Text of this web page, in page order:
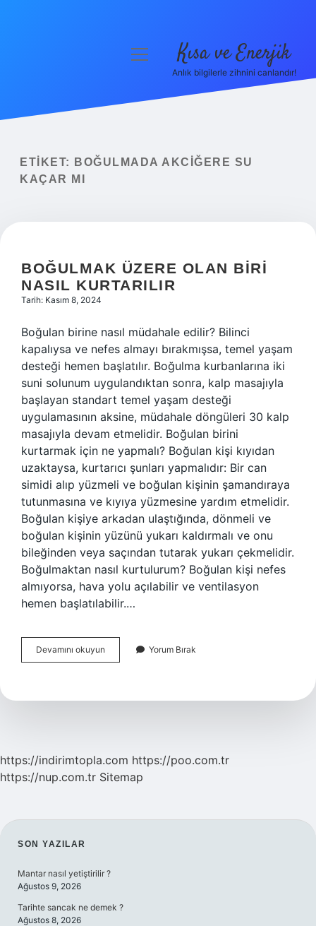
Yasal Uyarı
menüyü
Kısa ve Enerjik
Anlık bilgilerle zihnini canlandır!
ETIKET:
BOĞULMADA AKCIĞERE SU
KAÇAR MI
BOĞULMAK ÜZERE OLAN BIRI
NASIL KURTARILIR
Tarih: Kasım 8, 2024
Boğulan birine nasıl müdahale edilir? Bilinci
kapalıysa ve nefes almayı bırakmışsa, temel yaşam
desteği hemen başlatılır. Boğulma kurbanlarına iki
suni solunum uygulandıktan sonra, kalp masajıyla
başlayan standart temel yaşam desteği
uygulamasının aksine, müdahale döngüleri 30 kalp
masajıyla devam etmelidir. Boğulan birini
kurtarmak için ne yapmalı? Boğulan kişi kıyıdan
uzaktaysa, kurtarıcı şunları yapmalıdır: Bir can
simidi alıp yüzmeli ve boğulan kişinin şamandıraya
tutunmasına ve kıyıya yüzmesine yardım etmelidir.
Boğulan kişiye arkadan ulaştığında, dönmeli ve
boğulan kişinin yüzünü yukarı kaldırmalı ve onu
bileğinden veya saçından tutarak yukarı çekmelidir.
Boğulmaktan nasıl kurtulurum? Boğulan kişi nefes
almıyorsa, hava yolu açılabilir ve ventilasyon
hemen başlatılabilir.…
Devamını okuyun Boğulmak
Üzere
Nasıl
Yorum Bırak
https://indirimtopla.com https://poo.com.tr
https://nup.com.tr Sitemap
SIDEBAR
SON YAZILAR
Mantar nasıl yetiştirilir ?
Ağustos 9, 2026
Tarihte sancak ne demek ?
Ağustos 8, 2026